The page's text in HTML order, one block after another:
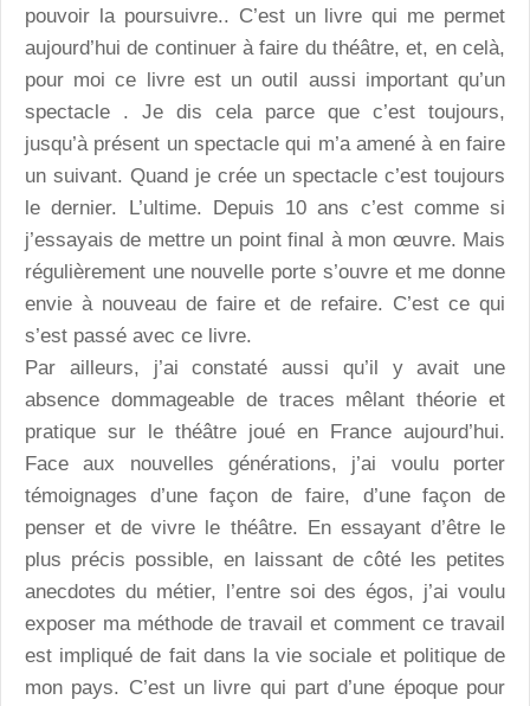
pouvoir la poursuivre.. C’est un livre qui me permet
aujourd’hui de continuer à faire du théâtre, et, en celà,
pour moi ce livre est un outil aussi important qu’un
spectacle . Je dis cela parce que c’est toujours,
jusqu’à présent un spectacle qui m’a amené à en faire
un suivant. Quand je crée un spectacle c’est toujours
le dernier. L’ultime. Depuis 10 ans c’est comme si
j’essayais de mettre un point final à mon œuvre. Mais
régulièrement une nouvelle porte s’ouvre et me donne
envie à nouveau de faire et de refaire. C’est ce qui
s’est passé avec ce livre.
Par ailleurs, j’ai constaté aussi qu’il y avait une
absence dommageable de traces mêlant théorie et
pratique sur le théâtre joué en France aujourd’hui.
Face aux nouvelles générations, j’ai voulu porter
témoignages d’une façon de faire, d’une façon de
penser et de vivre le théâtre. En essayant d’être le
plus précis possible, en laissant de côté les petites
anecdotes du métier, l’entre soi des égos, j’ai voulu
exposer ma méthode de travail et comment ce travail
est impliqué de fait dans la vie sociale et politique de
mon pays. C’est un livre qui part d’une époque pour